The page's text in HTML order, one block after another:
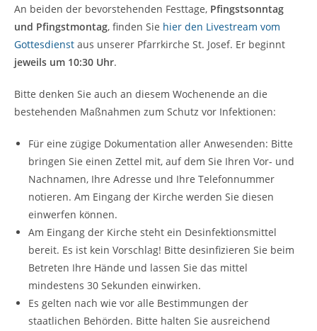
An beiden der bevorstehenden Festtage, Pfingstsonntag
und Pfingstmontag, finden Sie hier den Livestream vom
Gottesdienst aus unserer Pfarrkirche St. Josef. Er beginnt
jeweils um 10:30 Uhr.
Bitte denken Sie auch an diesem Wochenende an die
bestehenden Maßnahmen zum Schutz vor Infektionen:
Für eine zügige Dokumentation aller Anwesenden: Bitte
bringen Sie einen Zettel mit, auf dem Sie Ihren Vor- und
Nachnamen, Ihre Adresse und Ihre Telefonnummer
notieren. Am Eingang der Kirche werden Sie diesen
einwerfen können.
Am Eingang der Kirche steht ein Desinfektionsmittel
bereit. Es ist kein Vorschlag! Bitte desinfizieren Sie beim
Betreten Ihre Hände und lassen Sie das mittel
mindestens 30 Sekunden einwirken.
Es gelten nach wie vor alle Bestimmungen der
staatlichen Behörden. Bitte halten Sie ausreichend